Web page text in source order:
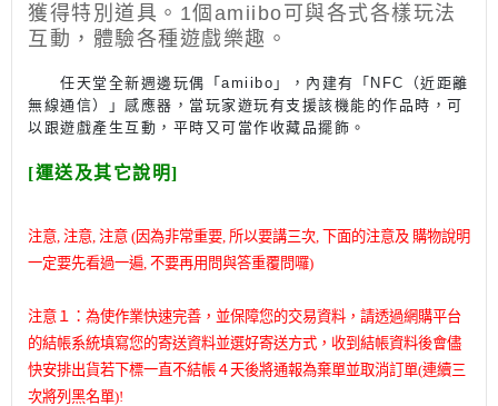
獲得特別道具。1個amiibo可與各式各樣玩法
互動，體驗各種遊戲樂趣。
任天堂全新週邊玩偶「amiibo」，內建有「NFC（近距離
無線通信）」感應器，當玩家遊玩有支援該機能的作品時，可
以跟遊戲產生互動，平時又可當作收藏品擺飾。
[運送及其它說明]
注意, 注意, 注意 (因為非常重要, 所以要講三次,
下面的注意及 購物說明
一定要先看過一遍, 不要再用問與答重覆問囉)
注意１：為使作業快速完善，並保障您的交易資料，請透過網購平台
的結帳系統填寫您的寄送資料並選好寄送方式，收到結帳資料後會儘
快安排出貨若下標一直不結帳４天後將通報為棄單並取消訂單(連續三
次將列黑名單)!